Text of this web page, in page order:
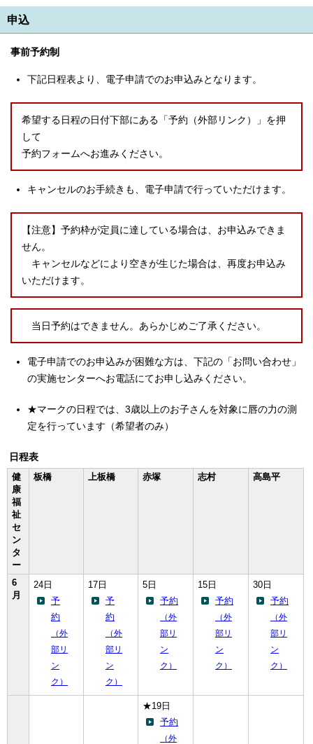
繁體中文
申込
事前予約制
下記日程表より、電子申請でのお申込みとなります。
希望する日程の日付下部にある「予約（外部リンク）」を押
して
予約フォームへお進みください。
キャンセルのお手続きも、電子申請で行っていただけます。
【注意】予約枠が定員に達している場合は、お申込みできま
せん。
キャンセルなどにより空きが生じた場合は、再度お申込み
いただけます。
当日予約はできません。あらかじめご了承ください。
電子申請でのお申込みが困難な方は、下記の「お問い合わせ」
の実施センターへお電話にてお申し込みください。
★マークの日程では、3歳以上のお子さんを対象に唇の力の測
定を行っています（希望者のみ）
日程表
健
康
福
祉
セ
ン
タ
ー
板橋 上板橋 赤塚 志村 高島平
6
月
24日
予
約
（外
部リ
ン
ク）
17日
予
約
（外
部リ
ン
ク）
5日
予約
（外
部リ
ン
ク）
15日
予約
（外
部リ
ン
ク）
30日
予約
（外
部リ
ン
ク）
★19日
予約
（外